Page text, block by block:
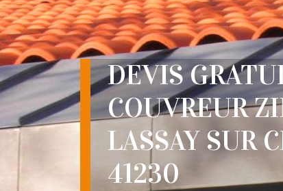
DEVIS
COUVREUR
LASSAY SUR
41230